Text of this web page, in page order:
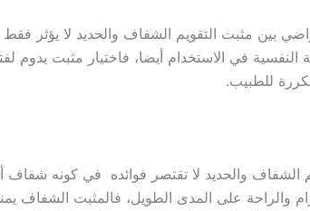
بين مثبت التقويم الشفاف والحديد لا يؤثر
النفسية في الاستخدام أيضا، فاختيار مثبت يدوم
للطبيب.
الشفاف والحديد لا تقتصر فوائده في كونه شفاف
والراحة على المدى الطويل، فالمثبت الشفاف